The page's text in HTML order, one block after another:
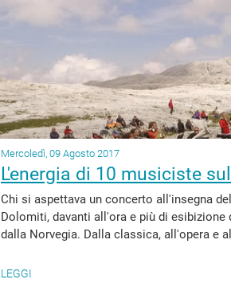
Mercoledì, 09 Agosto 2017
L'energia di 10 musiciste
Chi si aspettava un concerto all'insegna
Dolomiti, davanti all'ora e più di
dalla Norvegia. Dalla classica, all'opera e
LEGGI